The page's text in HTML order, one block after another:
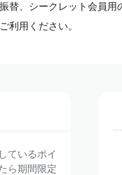
替、シークレット会員用
利用ください。
ているポイ
ら期間限定